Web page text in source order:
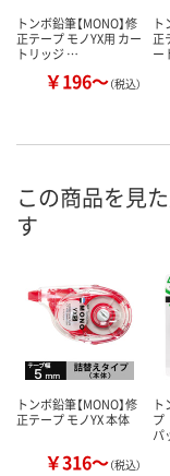
トンボ鉛筆【MONO】修
正テープ モノYX用 カー
トリッジ …
￥196～（税込）
ト
正
ー
この商品を見
す
トンボ鉛筆【MONO】修
正テープ モノYX 本体
￥316～（税込）
ト
パ